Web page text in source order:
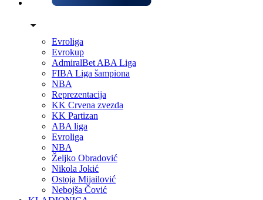
Evroliga
Evrokup
AdmiralBet ABA Liga
FIBA Liga šampiona
NBA
Reprezentacija
KK Crvena zvezda
KK Partizan
ABA liga
Evroliga
NBA
Željko Obradović
Nikola Jokić
Ostoja Mijailović
Nebojša Čović